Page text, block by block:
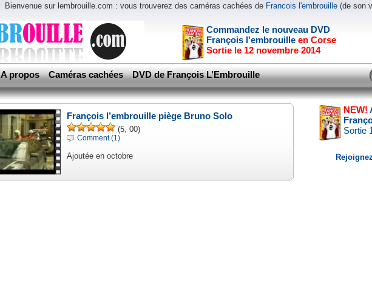
Bienvenue sur lembrouille.com : vous trouverez des caméras cachées de Francois l'embrouille (de son
Commandez le nouveau DVD
François l'embrouille en Corse
Sortie le 12 novembre 2014
A propos Caméras cachées DVD de François L’Embrouille
François l’embrouille piège Bruno Solo
(5, 00)
Comment (1)
Ajoutée en octobre
NEW!
Sortie